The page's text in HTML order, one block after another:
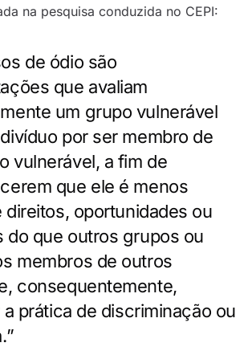
na pesquisa conduzida no CEPI:
de ódio são
que avaliam
um grupo vulnerável
por ser membro de
vulnerável, a fim de
que ele é menos
direitos, oportunidades ou
do que outros grupos ou
membros de outros
consequentemente,
prática de discriminação ou